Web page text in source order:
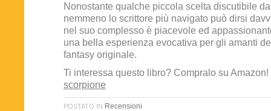
Nonostante qualche piccola scelta discutibile
nemmeno lo scrittore più navigato può dirsi
nel suo complesso è piacevole ed
una bella esperienza evocativa per gli amanti
fantasy originale.
Ti interessa questo libro? Compralo su Amazon!
scorpione
POSTATO IN Recensioni